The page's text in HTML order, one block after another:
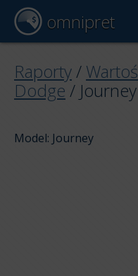
omnipret
Raporty /
Dodge/ Journey
Model: Journey